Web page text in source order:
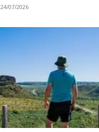
24/07/2026